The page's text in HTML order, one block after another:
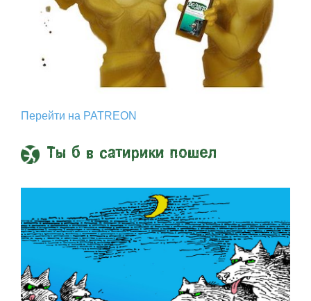
Перейти на PATREON
Ты б в сатирики пошел